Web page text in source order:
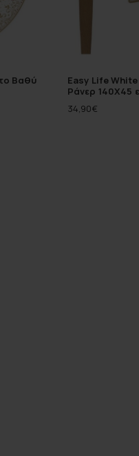
Βαθύ
Easy Life
Ράνερ 140Χ45
34,90€